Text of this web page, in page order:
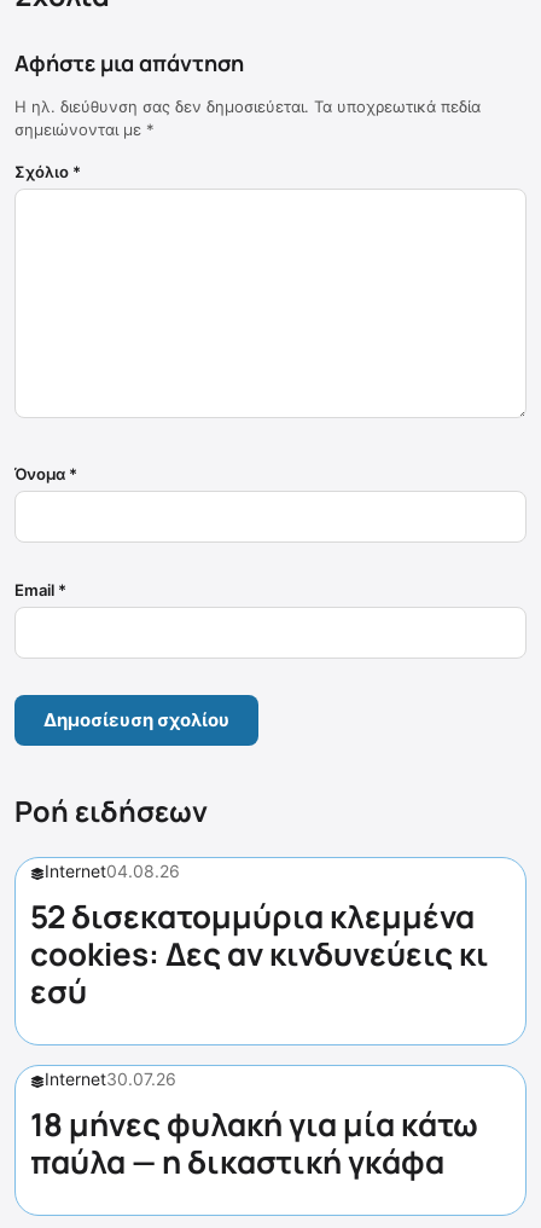
Αφήστε μια απάντηση
Η ηλ. διεύθυνση σας δεν δημοσιεύεται. Τα υποχρεωτικά πεδία
σημειώνονται με *
Σχόλιο *
Όνομα *
Email *
Ροή ειδήσεων
Internet04.08.26
52 δισεκατομμύρια κλεμμένα
cookies: Δες αν κινδυνεύεις κι
εσύ
Internet30.07.26
18 μήνες φυλακή για μία κάτω
παύλα — η δικαστική γκάφα